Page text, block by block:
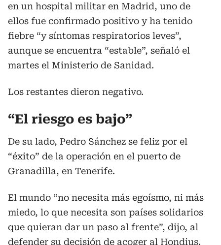
en un hospital militar en Madrid, uno de
ellos fue confirmado positivo y ha tenido
fiebre “y síntomas respiratorios leves”,
aunque se encuentra “estable”, señaló el
martes el Ministerio de Sanidad.
Los restantes dieron negativo.
“El riesgo es bajo”
De su lado, Pedro Sánchez se feliz por el
“éxito” de la operación en el puerto de
Granadilla, en Tenerife.
El mundo “no necesita más egoísmo, ni más
miedo, lo que necesita son países solidarios
que quieran dar un paso al frente”, dijo, al
defender su decisión de acoger al Hondius.